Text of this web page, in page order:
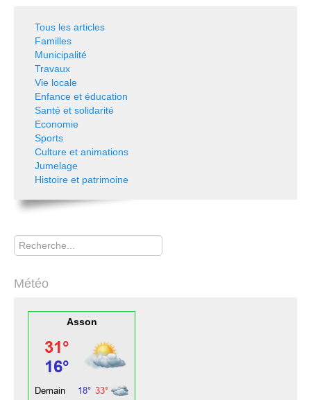
Tous les articles
Familles
Municipalité
Travaux
Vie locale
Enfance et éducation
Santé et solidarité
Economie
Sports
Culture et animations
Jumelage
Histoire et patrimoine
Rechercher
Météo
Asson